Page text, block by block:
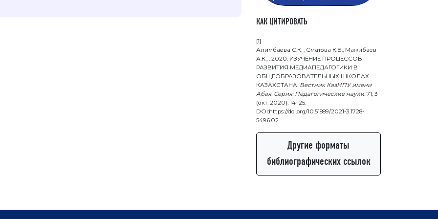
КАК ЦИТИРОВАТЬ
[1]
Алимбаева С.К. , Сматова К.Б., Мажибаев
А.К., . 2020. ИЗУЧЕНИЕ ПРОЦЕССОВ
РАЗВИТИЯ МЕДИАПЕДАГОГИКИ В
ОБЩЕОБРАЗОВАТЕЛЬНЫХ ШКОЛАХ
КАЗАХСТАНА. Вестник КазНПУ имени
Абая. Серия: Педагогические науки. 71, 3
(окт. 2020), 14–25.
DOI:https://doi.org/10.51889/2021-3.1728-
5496.02.
Другие форматы
библиографических ссылок